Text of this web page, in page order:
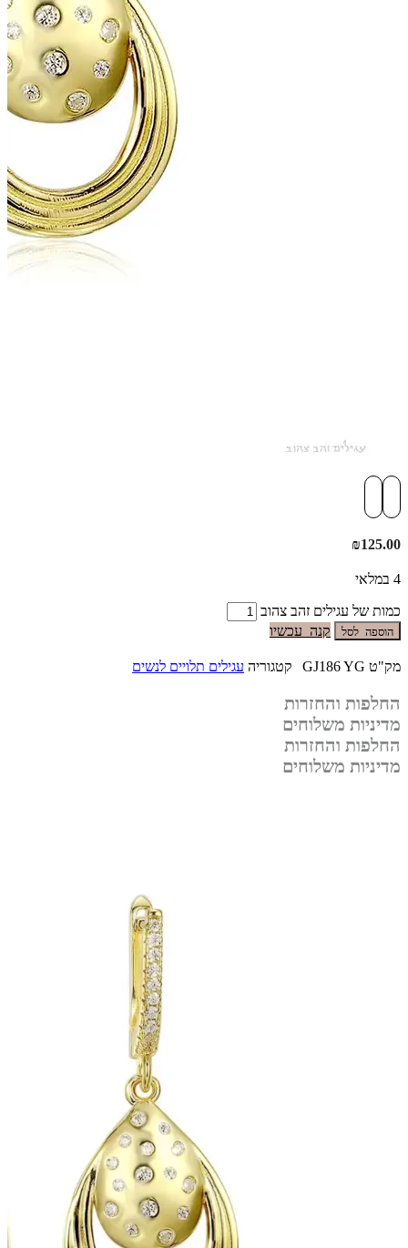
₪125.00
4 במלאי
כמות של עגילים זהב צהוב
הוספה לסל קנה עכשיו
מק"ט GJ186 YG קטגוריה עגילים תלויים לנשים
החלפות והחזרות
מדיניות משלוחים
החלפות והחזרות
מדיניות משלוחים